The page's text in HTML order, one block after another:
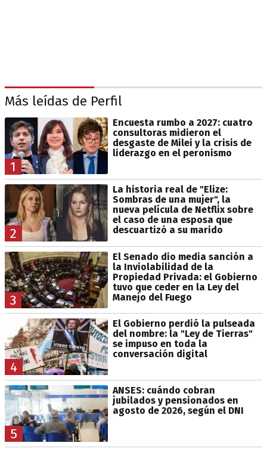
Más leídas de Perfil
1
Encuesta rumbo a 2027: cuatro
consultoras midieron el
desgaste de Milei y la crisis de
liderazgo en el peronismo
2
La historia real de "Elize:
Sombras de una mujer", la
nueva película de Netflix sobre
el caso de una esposa que
descuartizó a su marido
3
El Senado dio media sanción a
la Inviolabilidad de la
Propiedad Privada: el Gobierno
tuvo que ceder en la Ley del
Manejo del Fuego
4
El Gobierno perdió la pulseada
del nombre: la "Ley de Tierras"
se impuso en toda la
conversación digital
5
ANSES: cuándo cobran
jubilados y pensionados en
agosto de 2026, según el DNI